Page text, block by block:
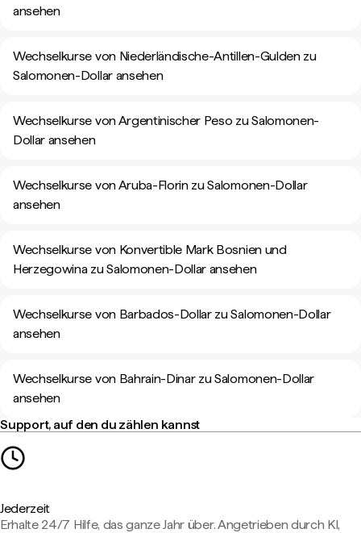
ansehen
Wechselkurse von Niederländische-Antillen-Gulden zu
Salomonen-Dollar ansehen
Wechselkurse von Argentinischer Peso zu Salomonen-
Dollar ansehen
Wechselkurse von Aruba-Florin zu Salomonen-Dollar
ansehen
Wechselkurse von Konvertible Mark Bosnien und
Herzegowina zu Salomonen-Dollar ansehen
Wechselkurse von Barbados-Dollar zu Salomonen-Dollar
ansehen
Wechselkurse von Bahrain-Dinar zu Salomonen-Dollar
ansehen
Support, auf den du zählen kannst
Jederzeit
Erhalte 24/7 Hilfe, das ganze Jahr über. Angetrieben durch KI,